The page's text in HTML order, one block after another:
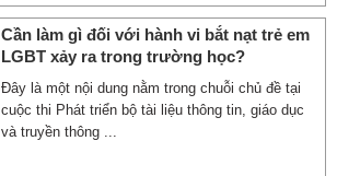
Cần làm gì đối với hành vi bắt nạt trẻ em
LGBT xảy ra trong trường học?
Đây là một nội dung nằm trong chuỗi chủ đề tại
cuộc thi Phát triển bộ tài liệu thông tin, giáo dục
và truyền thông ...